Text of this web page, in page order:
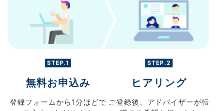
STEP.1
無料お申込み
登録フォームから 1分ほどで
STEP.2
ヒアリング
ご登録後、 アドバイザーが転